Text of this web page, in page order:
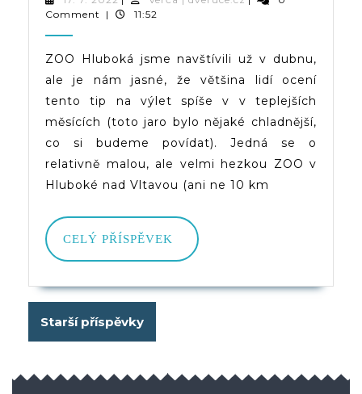
7.
Comment
| 11:52
ZOO Hluboká jsme navštívili už v dubnu,
ale je nám jasné, že většina lidí ocení
tento tip na výlet spíše v v teplejších
měsících (toto jaro bylo nějaké chladnější,
co si budeme povídat). Jedná se o
relativně malou, ale velmi hezkou ZOO v
Hluboké nad Vltavou (ani ne 10 km
CELÝ PŘÍSPĚVEK
CELÝ
PŘÍSPĚVEK
Navigace
pro
příspěvky
Starší příspěvky